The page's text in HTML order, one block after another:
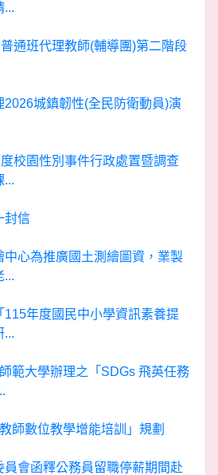
...
通班代理教師(輔導團)第二階段
2026城鎮韌性(全民防衛動員)演
校園性別事件行政處置暨調查
...
封信
中心為推廣國土測繪圖資，業製
...
115年度國民中小學資訊素養提
...
範大學辦理之「SDGs 飛英任務
師數位教學增能培訓」規劃
員會函釋公務員留職停薪期間赴